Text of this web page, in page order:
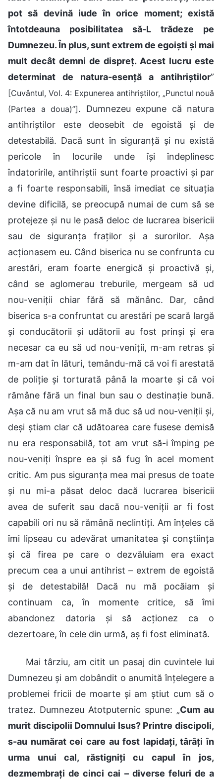
pot să devină iude în orice moment; există
întotdeauna posibilitatea să-L trădeze pe
Dumnezeu. În plus, sunt extrem de egoiști și mai
mult decât demni de dispreț. Acest lucru este
determinat de natura-esență a antihriștilor”
[Cuvântul, Vol. 4: Expunerea antihriștilor, „Punctul nouă
(Partea a doua)”]. Dumnezeu expune că natura
antihriștilor este deosebit de egoistă și de
detestabilă. Dacă sunt în siguranță și nu există
pericole în locurile unde își îndeplinesc
îndatoririle, antihriștii sunt foarte proactivi și par
a fi foarte responsabili, însă imediat ce situația
devine dificilă, se preocupă numai de cum să se
protejeze și nu le pasă deloc de lucrarea bisericii
sau de siguranța fraților și a surorilor. Așa
acționasem eu. Când biserica nu se confrunta cu
arestări, eram foarte energică și proactivă și,
când se aglomerau treburile, mergeam să ud
nou-veniții chiar fără să mănânc. Dar, când
biserica s-a confruntat cu arestări pe scară largă
și conducătorii și udătorii au fost prinși și era
necesar ca eu să ud nou-veniții, m-am retras și
m-am dat în lături, temându-mă că voi fi arestată
de poliție și torturată până la moarte și că voi
rămâne fără un final bun sau o destinație bună.
Așa că nu am vrut să mă duc să ud nou-veniții și,
deși știam clar că udătoarea care fusese demisă
nu era responsabilă, tot am vrut să-i împing pe
nou-veniți înspre ea și să fug în acel moment
critic. Am pus siguranța mea mai presus de toate
și nu mi-a păsat deloc dacă lucrarea bisericii
avea de suferit sau dacă nou-veniții ar fi fost
capabili ori nu să rămână neclintiți. Am înțeles că
îmi lipseau cu adevărat umanitatea și conștiința
și că firea pe care o dezvăluiam era exact
precum cea a unui antihrist – extrem de egoistă
și de detestabilă! Dacă nu mă pocăiam și
continuam ca, în momente critice, să îmi
abandonez datoria și să acționez ca o
dezertoare, în cele din urmă, aș fi fost eliminată.
Mai târziu, am citit un pasaj din cuvintele lui
Dumnezeu și am dobândit o anumită înțelegere a
problemei fricii de moarte și am știut cum să o
tratez. Dumnezeu Atotputernic spune: „Cum au
murit discipolii Domnului Isus? Printre discipoli,
s-au numărat cei care au fost lapidați, târâți în
urma unui cal, răstigniți cu capul în jos,
dezmembrați de cinci cai – diverse feluri de a